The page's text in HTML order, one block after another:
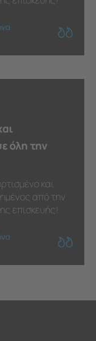
όλη την
και
από την
επισκευής!